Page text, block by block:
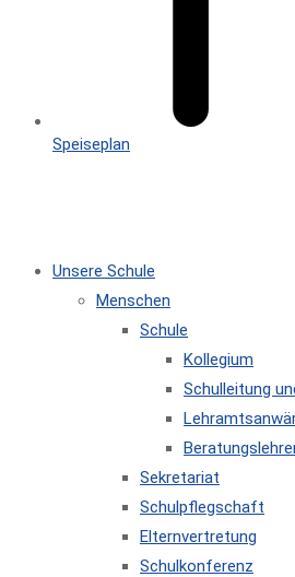
Speiseplan
Unsere Schule
Menschen
Schule
Kollegium
Schulleitung
Sekretariat
Schulpflegschaft
Elternvertretung
Schulkonferenz